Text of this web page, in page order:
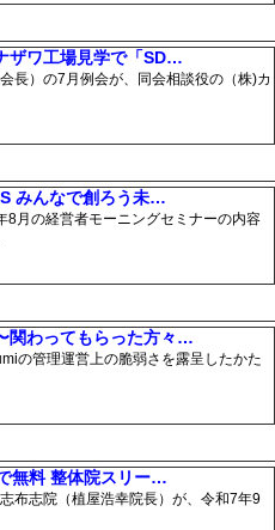
ザワ工場見学で「SD…
長）の7月例会が、同会相談役の（株)カ
みんなで創ろう未…
月の経営者モーニングセミナーの内容
関わってもらった方々…
の管理運営上の脆弱さを露呈したかた
無料 整体院スリー…
布志院（植屋浩幸院長）が、令和7年9